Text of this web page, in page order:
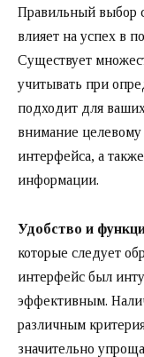
Правильный выбор
влияет на успех в
Существует
учитывать при
подходит для
внимание целевому
интерфейса, а
информации.
Удобство и
которые следует
интерфейс был
эффективным.
различным
значительно